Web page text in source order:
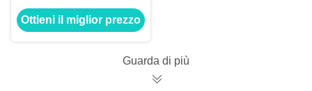
membrana
microporosa del
Ottieni il miglior prezzo
Guarda di più